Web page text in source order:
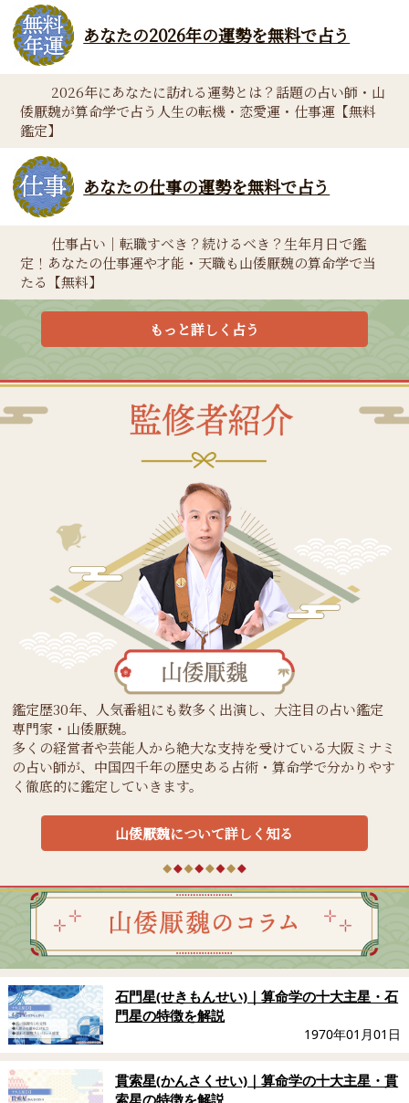
あなたの2026年の運勢を無料で占う
2026年にあなたに訪れる運勢とは？話題の占い師・山
倭厭魏が算命学で占う人生の転機・恋愛運・仕事運【無料
鑑定】
あなたの仕事の運勢を無料で占う
仕事占い｜転職すべき？続けるべき？生年月日で鑑
定！あなたの仕事運や才能・天職も山倭厭魏の算命学で当
たる【無料】
もっと詳しく占う
鑑定歴30年、人気番組にも数多く出演し、大注目の占い鑑定
専門家・山倭厭魏。
多くの経営者や芸能人から絶大な支持を受けている大阪ミナミ
の占い師が、中国四千年の歴史ある占術・算命学で分かりやす
く徹底的に鑑定していきます。
山倭厭魏について詳しく知る